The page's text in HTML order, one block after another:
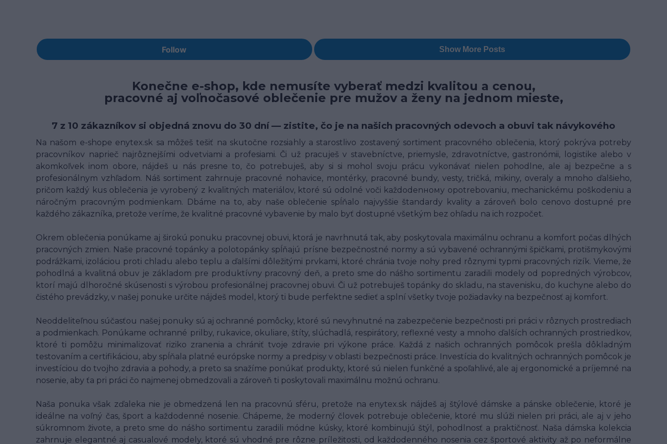
Konečne e-shop, kde nemusíte vyberať medzi kvalitou a cenou,
pracovné aj voľnočasové oblečenie pre mužov a ženy na jednom mieste,
7 z 10 zákazníkov si objedná znovu do 30 dní — zistite, čo je na našich pracovných odevoch a obuvi tak návykového
Na našom e-shope enytex.sk sa môžeš tešiť na skutočne rozsiahly a starostlivo zostavený sortiment pracovného oblečenia, ktorý pokrýva potreby
pracovníkov naprieč najrôznejšími odvetviami a profesiami. Či už pracuješ v stavebníctve, priemysle, zdravotníctve, gastronómii, logistike alebo v
akomkoľvek inom obore, nájdeš u nás presne to, čo potrebuješ, aby si si mohol svoju prácu vykonávať nielen pohodlne, ale aj bezpečne a s
profesionálnym vzhľadom. Náš sortiment zahrnuje pracovné nohavice, montérky, pracovné bundy, vesty, tričká, mikiny, overaly a mnoho ďalšieho,
pričom každý kus oblečenia je vyrobený z kvalitných materiálov, ktoré sú odolné voči každodenному opotrebovaniu, mechanickému poškodeniu a
náročným pracovným podmienkam. Dbáme na to, aby naše oblečenie spĺňalo najvyššie štandardy kvality a zároveň bolo cenovo dostupné pre
každého zákazníka, pretože veríme, že kvalitné pracovné vybavenie by malo byť dostupné všetkým bez ohľadu na ich rozpočet.
Okrem oblečenia ponúkame aj širokú ponuku pracovnej obuvi, ktorá je navrhnutá tak, aby poskytovala maximálnu ochranu a komfort počas dlhých
pracovných zmien. Naše pracovné topánky a polotopánky spĺňajú prísne bezpečnostné normy a sú vybavené ochrannými špičkami, protišmykovými
podrážkami, izoláciou proti chladu alebo teplu a ďalšími dôležitými prvkami, ktoré chránia tvoje nohy pred rôznymi typmi pracovných rizík. Vieme, že
pohodlná a kvalitná obuv je základom pre produktívny pracovný deň, a preto sme do nášho sortimentu zaradili modely od popredných výrobcov,
ktorí majú dlhoročné skúsenosti s výrobou profesionálnej pracovnej obuvi. Či už potrebuješ topánky do skladu, na stavenisku, do kuchyne alebo do
čistého prevádzky, v našej ponuke určite nájdeš model, ktorý ti bude perfektne sedieť a splní všetky tvoje požiadavky na bezpečnosť aj komfort.
Neoddeliteľnou súčasťou našej ponuky sú aj ochranné pomôcky, ktoré sú nevyhnutné na zabezpečenie bezpečnosti pri práci v rôznych prostrediach
a podmienkach. Ponúkame ochranné prilby, rukavice, okuliare, štíty, slúchadlá, respirátory, reflexné vesty a mnoho ďalších ochranných prostriedkov,
ktoré ti pomôžu minimalizovať riziko zranenia a chrániť tvoje zdravie pri výkone práce. Každá z našich ochranných pomôcok prešla dôkladným
testovaním a certifikáciou, aby spĺňala platné európske normy a predpisy v oblasti bezpečnosti práce. Investícia do kvalitných ochranných pomôcok je
investíciou do tvojho zdravia a pohody, a preto sa snažíme ponúkať produkty, ktoré sú nielen funkčné a spoľahlivé, ale aj ergonomické a príjemné na
nosenie, aby ťa pri práci čo najmenej obmedzovali a zároveň ti poskytovali maximálnu možnú ochranu.
Naša ponuka však zďaleka nie je obmedzená len na pracovnú sféru, pretože na enytex.sk nájdeš aj štýlové dámske a pánske oblečenie, ktoré je
ideálne na voľný čas, šport a každodenné nosenie. Chápeme, že moderný človek potrebuje oblečenie, ktoré mu slúži nielen pri práci, ale aj v jeho
súkromnom živote, a preto sme do nášho sortimentu zaradili módne kúsky, ktoré kombinujú štýl, pohodlnosť a praktičnosť. Naša dámska kolekcia
zahrnuje elegantné aj casualové modely, ktoré sú vhodné pre rôzne príležitosti, od každodenného nosenia cez športové aktivity až po neformálne